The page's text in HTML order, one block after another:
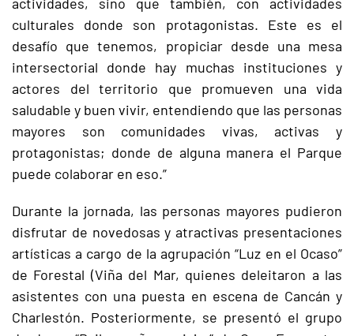
culturales donde son protagonistas. Este es el
desafío que tenemos, propiciar desde una mesa
intersectorial donde hay muchas instituciones y
actores del territorio que promueven una vida
saludable y buen vivir, entendiendo que las personas
mayores son comunidades vivas, activas y
protagonistas; donde de alguna manera el Parque
puede colaborar en eso.”
Durante la jornada, las personas mayores pudieron
disfrutar de novedosas y atractivas presentaciones
artísticas a cargo de la agrupación “Luz en el Ocaso”
de Forestal (Viña del Mar, quienes deleitaron a las
asistentes con una puesta en escena de Cancán y
Charlestón. Posteriormente, se presentó el grupo